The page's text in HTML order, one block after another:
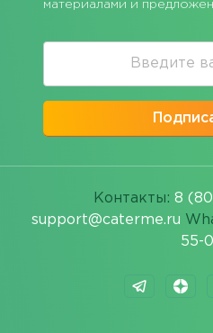
материалами и
Контакты: 8
support@caterme.ru
55-